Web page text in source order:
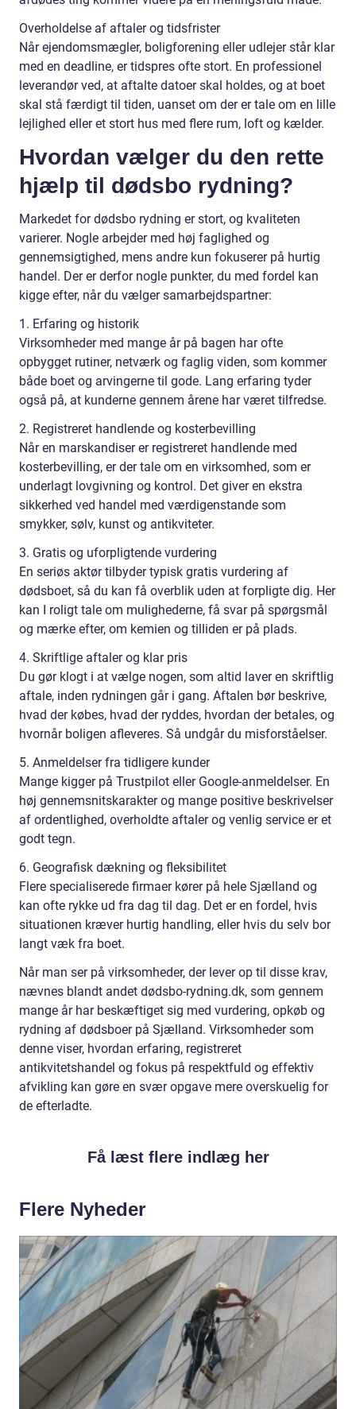
Overholdelse af aftaler og tidsfrister
Når ejendomsmægler, boligforening eller udlejer står klar
med en deadline, er tidspres ofte stort. En professionel
leverandør ved, at aftalte datoer skal holdes, og at boet
skal stå færdigt til tiden, uanset om der er tale om en lille
lejlighed eller et stort hus med flere rum, loft og kælder.
Hvordan vælger du den rette
hjælp til dødsbo rydning?
Markedet for dødsbo rydning er stort, og kvaliteten
varierer. Nogle arbejder med høj faglighed og
gennemsigtighed, mens andre kun fokuserer på hurtig
handel. Der er derfor nogle punkter, du med fordel kan
kigge efter, når du vælger samarbejdspartner:
1. Erfaring og historik
Virksomheder med mange år på bagen har ofte
opbygget rutiner, netværk og faglig viden, som kommer
både boet og arvingerne til gode. Lang erfaring tyder
også på, at kunderne gennem årene har været tilfredse.
2. Registreret handlende og kosterbevilling
Når en marskandiser er registreret handlende med
kosterbevilling, er der tale om en virksomhed, som er
underlagt lovgivning og kontrol. Det giver en ekstra
sikkerhed ved handel med værdigenstande som
smykker, sølv, kunst og antikviteter.
3. Gratis og uforpligtende vurdering
En seriøs aktør tilbyder typisk gratis vurdering af
dødsboet, så du kan få overblik uden at forpligte dig. Her
kan I roligt tale om mulighederne, få svar på spørgsmål
og mærke efter, om kemien og tilliden er på plads.
4. Skriftlige aftaler og klar pris
Du gør klogt i at vælge nogen, som altid laver en skriftlig
aftale, inden rydningen går i gang. Aftalen bør beskrive,
hvad der købes, hvad der ryddes, hvordan der betales, og
hvornår boligen afleveres. Så undgår du misforståelser.
5. Anmeldelser fra tidligere kunder
Mange kigger på Trustpilot eller Google-anmeldelser. En
høj gennemsnitskarakter og mange positive beskrivelser
af ordentlighed, overholdte aftaler og venlig service er et
godt tegn.
6. Geografisk dækning og fleksibilitet
Flere specialiserede firmaer kører på hele Sjælland og
kan ofte rykke ud fra dag til dag. Det er en fordel, hvis
situationen kræver hurtig handling, eller hvis du selv bor
langt væk fra boet.
Når man ser på virksomheder, der lever op til disse krav,
nævnes blandt andet dødsbo-rydning.dk, som gennem
mange år har beskæftiget sig med vurdering, opkøb og
rydning af dødsboer på Sjælland. Virksomheder som
denne viser, hvordan erfaring, registreret
antikvitetshandel og fokus på respektfuld og effektiv
afvikling kan gøre en svær opgave mere overskuelig for
de efterladte.
Få læst flere indlæg her
Flere Nyheder